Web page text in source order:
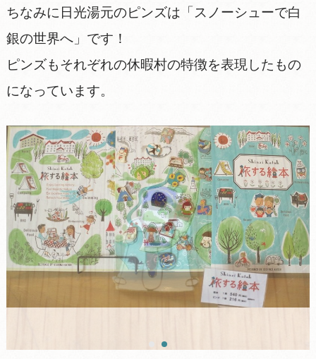
ちなみに日光湯元のピンズは「スノーシューで白
銀の世界へ」です！
ピンズもそれぞれの休暇村の特徴を表現したもの
になっています。